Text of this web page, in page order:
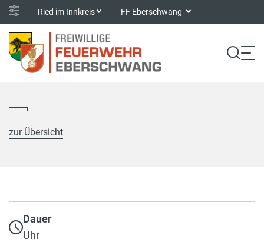
Ried im Innkreis FF Eberschwang
zur Übersicht
Dauer
Uhr